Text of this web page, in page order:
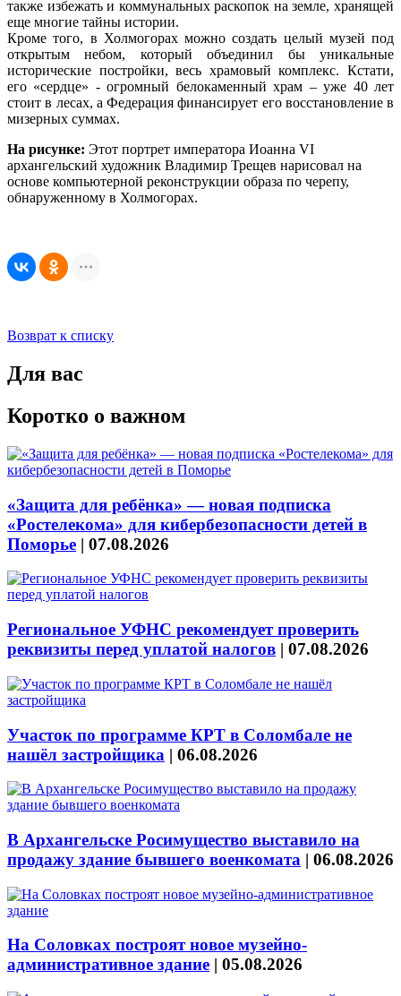
также избежать и коммунальных раскопок на земле, хранящей
еще многие тайны истории.
Кроме того, в Холмогорах можно создать целый музей под
открытым небом, который объединил бы уникальные
исторические постройки, весь храмовый комплекс. Кстати,
его «сердце» - огромный белокаменный храм – уже 40 лет
стоит в лесах, а Федерация финансирует его восстановление в
мизерных суммах.
На рисунке: Этот портрет императора Иоанна VI
архангельский художник Владимир Трещев нарисовал на
основе компьютерной реконструкции образа по черепу,
обнаруженному в Холмогорах.
Возврат к списку
Для вас
Коротко о важном
«Защита для ребёнка» — новая подписка
«Ростелекома» для кибербезопасности детей в
Поморье | 07.08.2026
Региональное УФНС рекомендует проверить
реквизиты перед уплатой налогов | 07.08.2026
Участок по программе КРТ в Соломбале не
нашёл застройщика | 06.08.2026
В Архангельске Росимущество выставило на
продажу здание бывшего военкомата | 06.08.2026
На Соловках построят новое музейно-
административное здание | 05.08.2026